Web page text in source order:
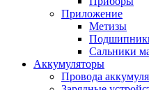
Приложение
Метизы
Сальники
Аккумуляторы
Провода